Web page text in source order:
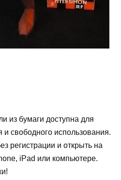
из бумаги доступна для
и свободного использования.
регистрации и открыть на
iPad или компьютере.